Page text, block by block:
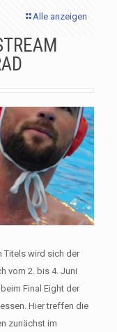
Alle anzeigen
Titels wird sich der
vom 2. bis 4. Juni
Final Eight der
Hier treffen die
zunächst im